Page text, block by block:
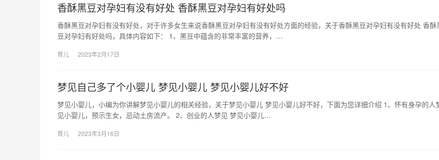
香酥黑豆对孕妇有没有好处 香酥黑豆对孕妇有好处吗
香酥黑豆对孕妇有没有好处，对于许多女生来说香酥黑豆对孕妇有没有好处方面的经验，关于香酥黑豆对孕妇有没有好处 香酥
豆对孕妇有好处吗，具体内容如下： 1、黑豆中蕴含的非常丰富的营养，…
育儿 2023年2月17日
梦见自己多了个小婴儿 梦见小婴儿 梦见小婴儿好不好
梦见小婴儿，小编为你讲解梦见小婴儿的相关经验，关于梦见小婴儿 梦见小婴儿好不好，下面为您详细介绍 1、怀有身孕的人
见小婴儿，预示生女，忌动土房流产。 2、创业的人梦见 梦见小婴儿…
育儿 2023年3月16日